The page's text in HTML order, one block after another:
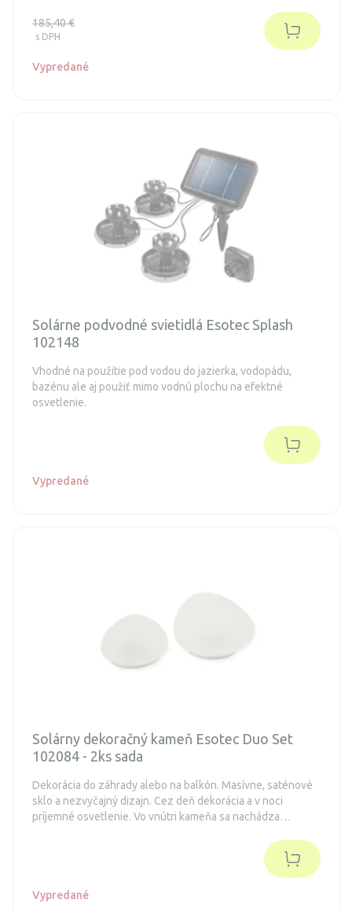
185,40 €
s DPH
Vypredané
Solárne podvodné svietidlá Esotec Splash
102148
Vhodné na použitie pod vodou do jazierka, vodopádu,
bazénu ale aj použiť mimo vodnú plochu na efektné
osvetlenie.
Vypredané
Solárny dekoračný kameň Esotec Duo Set
102084 - 2ks sada
Dekorácia do záhrady alebo na balkón. Masívne, saténové
sklo a nezvyčajný dizajn. Cez deň dekorácia a v noci
príjemné osvetlenie. Vo vnútri kameňa sa nachádza
Vypredané